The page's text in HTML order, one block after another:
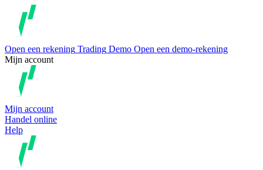
Open een rekening Trading Demo Open een demo-rekening
Mijn account
Mijn account
Handel online
Help